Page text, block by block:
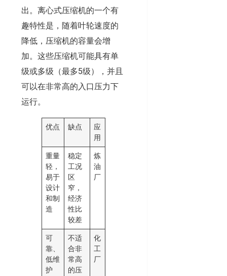
出。离心式压缩机的一个有
趣特性是，随着叶轮速度的
降低，压缩机的容量会增
加。这些压缩机可能具有单
级或多级（最多5级），并且
可以在非常高的入口压力下
运行。
优点 缺点
应
用
重量
轻，
易于
设计
和制
造
稳定
工况
区
窄，
经济
性比
较差
炼
油
厂
可
靠、
低维
护
不适
合非
常高
的压
化
工
厂